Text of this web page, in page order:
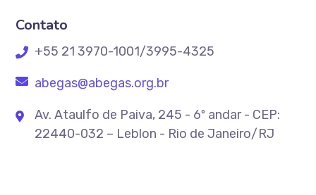
Contato
+55 21 3970-1001/3995-4325
abegas@abegas.org.br
Av. Ataulfo de Paiva, 245 - 6º andar - CEP:
22440-032 – Leblon - Rio de Janeiro/RJ